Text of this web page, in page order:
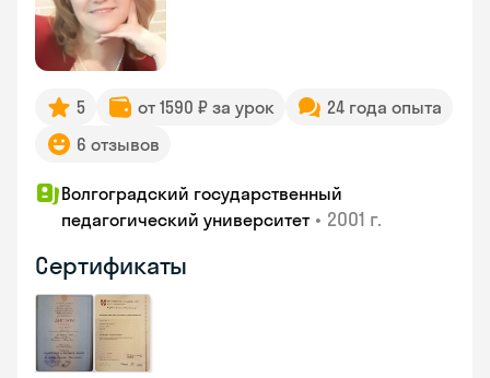
5 от 1590 ₽ за урок
24 года опыта
6 отзывов
Волгоградский государственный
педагогический университет • 2001 г.
Сертификаты